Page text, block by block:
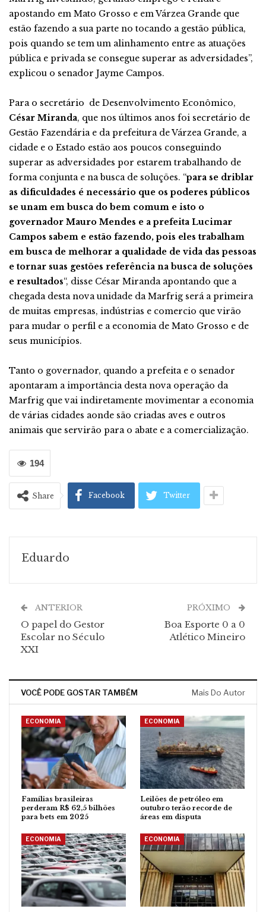
apostando em Mato Grosso e em Várzea Grande que
estão fazendo a sua parte no tocando a gestão pública,
pois quando se tem um alinhamento entre as atuações
pública e privada se consegue superar as adversidades”,
explicou o senador Jayme Campos.
Para o secretário de Desenvolvimento Econômico,
César Miranda, que nos últimos anos foi secretário de
Gestão Fazendária e da prefeitura de Várzea Grande, a
cidade e o Estado estão aos poucos conseguindo
superar as adversidades por estarem trabalhando de
forma conjunta e na busca de soluções. “para se driblar
as dificuldades é necessário que os poderes públicos
se unam em busca do bem comum e isto o
governador Mauro Mendes e a prefeita Lucimar
Campos sabem e estão fazendo, pois eles trabalham
em busca de melhorar a qualidade de vida das pessoas
e tornar suas gestões referência na busca de soluções
e resultados“, disse César Miranda apontando que a
chegada desta nova unidade da Marfrig será a primeira
de muitas empresas, indústrias e comercio que virão
para mudar o perfil e a economia de Mato Grosso e de
seus municípios.
Tanto o governador, quando a prefeita e o senador
apontaram a importância desta nova operação da
Marfrig que vai indiretamente movimentar a economia
de várias cidades aonde são criadas aves e outros
animais que servirão para o abate e a comercialização.
194
Share Facebook Twitter
Eduardo
ANTERIOR
O papel do Gestor
Escolar no Século
XXI
PRÓXIMO
Boa Esporte 0 a 0
Atlético Mineiro
VOCÊ PODE GOSTAR TAMBÉM Mais Do Autor
ECONOMIA
Famílias brasileiras
perderam R$ 62,5 bilhões
para bets em 2025
ECONOMIA
Leilões de petróleo em
outubro terão recorde de
áreas em disputa
ECONOMIA ECONOMIA